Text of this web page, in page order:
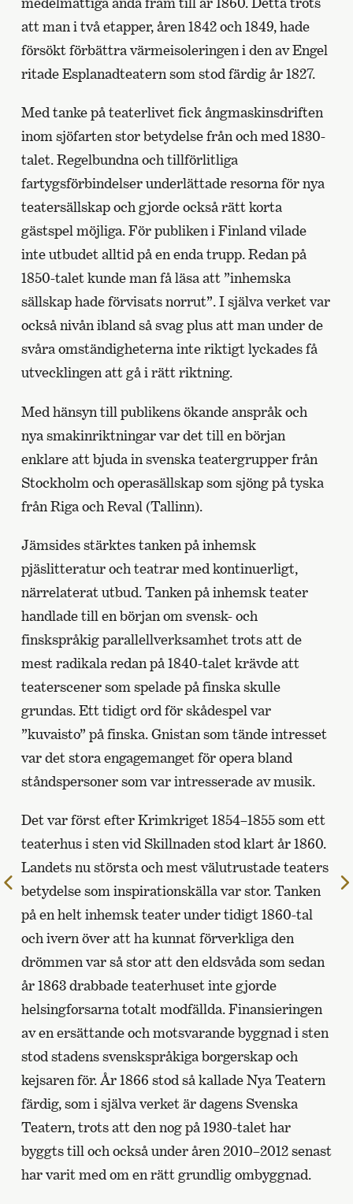
att man i två etapper, åren 1842 och 1849, hade
försökt förbättra värmeisoleringen i den av Engel
ritade Esplanadteatern som stod färdig år 1827.
Med tanke på teaterlivet fick ångmaskinsdriften
inom sjöfarten stor betydelse från och med 1830-
talet. Regelbundna och tillförlitliga
fartygsförbindelser underlättade resorna för nya
teatersällskap och gjorde också rätt korta
gästspel möjliga. För publiken i Finland vilade
inte utbudet alltid på en enda trupp. Redan på
1850-talet kunde man få läsa att ”inhemska
sällskap hade förvisats norrut”. I själva verket var
också nivån ibland så svag plus att man under de
svåra omständigheterna inte riktigt lyckades få
utvecklingen att gå i rätt riktning.
Med hänsyn till publikens ökande anspråk och
nya smakinriktningar var det till en början
enklare att bjuda in svenska teatergrupper från
Stockholm och operasällskap som sjöng på tyska
från Riga och Reval (Tallinn).
Jämsides stärktes tanken på inhemsk
pjäslitteratur och teatrar med kontinuerligt,
närrelaterat utbud. Tanken på inhemsk teater
handlade till en början om svensk- och
finskspråkig parallellverksamhet trots att de
mest radikala redan på 1840-talet krävde att
teaterscener som spelade på finska skulle
grundas. Ett tidigt ord för skådespel var
”kuvaisto” på finska. Gnistan som tände intresset
var det stora engagemanget för opera bland
ståndspersoner som var intresserade av musik.
Det var först efter Krimkriget 1854–1855 som ett
teaterhus i sten vid Skillnaden stod klart år 1860.
Landets nu största och mest välutrustade teaters
betydelse som inspirationskälla var stor. Tanken
på en helt inhemsk teater under tidigt 1860-tal
och ivern över att ha kunnat förverkliga den
drömmen var så stor att den eldsvåda som sedan
år 1863 drabbade teaterhuset inte gjorde
helsingforsarna totalt modfällda. Finansieringen
av en ersättande och motsvarande byggnad i sten
stod stadens svenskspråkiga borgerskap och
kejsaren för. År 1866 stod så kallade Nya Teatern
färdig, som i själva verket är dagens Svenska
Teatern, trots att den nog på 1930-talet har
byggts till och också under åren 2010–2012 senast
har varit med om en rätt grundlig ombyggnad.
Till
föregående
sida